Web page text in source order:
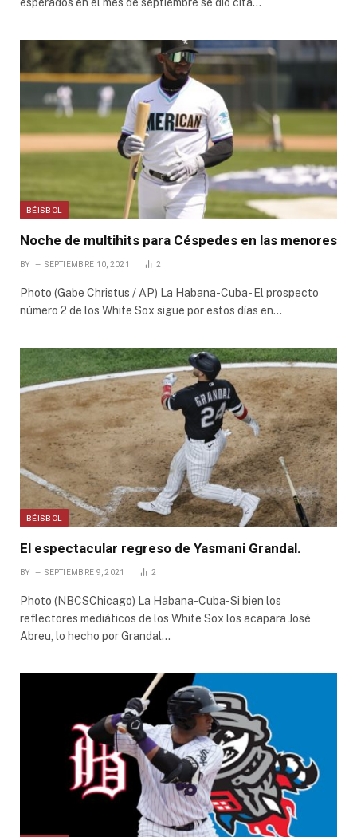
BÉISBOL
Noche de multihits para Céspedes en las menores
BY SEPTIEMBRE 10, 2021 2
Photo (Gabe Christus / AP) La Habana-Cuba- El prospecto
número 2 de los White Sox sigue por estos días en…
BÉISBOL
El espectacular regreso de Yasmani Grandal.
BY SEPTIEMBRE 9, 2021 2
Photo (NBCSChicago) La Habana-Cuba-Si bien los
reflectores mediáticos de los White Sox los acapara José
Abreu, lo hecho por Grandal…